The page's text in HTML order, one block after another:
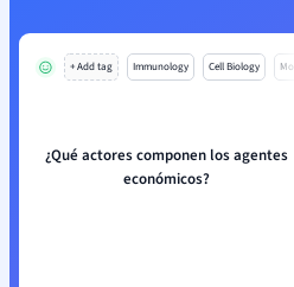
+ Add tag Immunology Cell Biology Mo
¿Qué actores componen los agentes
económicos?